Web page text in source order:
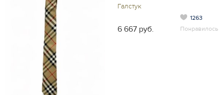
Галстук
6 667 руб.
1263
Понравилось